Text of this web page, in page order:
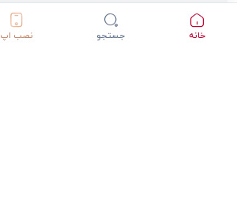
خانه جستجو نصب اپ